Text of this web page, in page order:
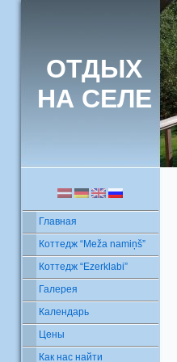
ОТДЫХ
НА СЕЛЕ
Главная
Коттедж “Meža namiņš”
Коттедж “Ezerklabi”
Галерея
Календарь
Цены
Как нас найти